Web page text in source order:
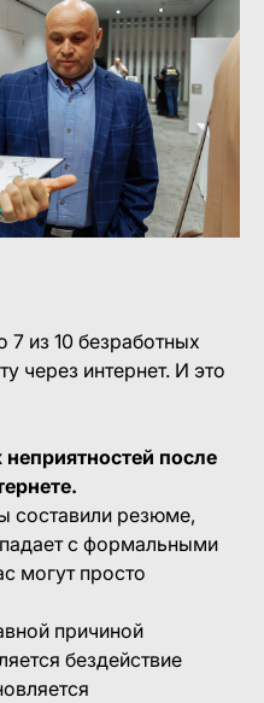
7 из 10 безработных
через интернет. И это
после
составили резюме,
с формальными
могут просто
причиной
бездействие